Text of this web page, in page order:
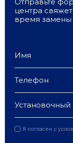
центра
время замены
Установочный
Я согласен с